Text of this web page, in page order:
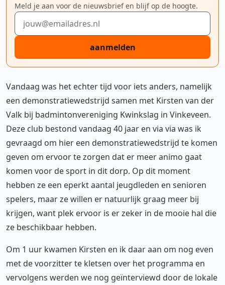
Meld je aan voor de nieuwsbrief en blijf op de hoogte.
E-mailadres
aanmelden
Vandaag was het echter tijd voor iets anders, namelijk
een demonstratiewedstrijd samen met Kirsten van der
Valk bij badmintonvereniging Kwinkslag in Vinkeveen.
Deze club bestond vandaag 40 jaar en via via was ik
gevraagd om hier een demonstratiewedstrijd te komen
geven om ervoor te zorgen dat er meer animo gaat
komen voor de sport in dit dorp. Op dit moment
hebben ze een eperkt aantal jeugdleden en senioren
spelers, maar ze willen er natuurlijk graag meer bij
krijgen, want plek ervoor is er zeker in de mooie hal die
ze beschikbaar hebben.
Om 1 uur kwamen Kirsten en ik daar aan om nog even
met de voorzitter te kletsen over het programma en
vervolgens werden we nog geïnterviewd door de lokale